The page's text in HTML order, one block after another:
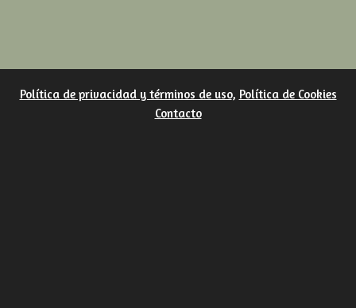
Política de privacidad y términos de uso, Política de Cookies
Contacto